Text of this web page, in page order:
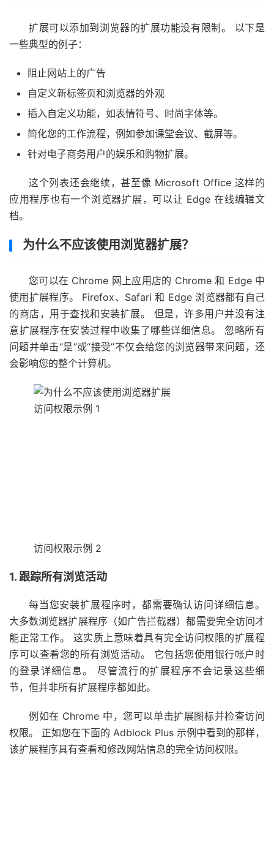
扩展可以添加到浏览器的扩展功能没有限制。 以下是
一些典型的例子：
阻止网站上的广告
自定义新标签页和浏览器的外观
插入自定义功能，如表情符号、时尚字体等。
简化您的工作流程，例如参加课堂会议、截屏等。
针对电子商务用户的娱乐和购物扩展。
这个列表还会继续，甚至像 Microsoft Office 这样的
应用程序也有一个浏览器扩展，可以让 Edge 在线编辑文
档。
为什么不应该使用浏览器扩展？
您可以在 Chrome 网上应用店的 Chrome 和 Edge 中
使用扩展程序。 Firefox、Safari 和 Edge 浏览器都有自己
的商店，用于查找和安装扩展。 但是，许多用户并没有注
意扩展程序在安装过程中收集了哪些详细信息。 忽略所有
问题并单击“是”或“接受”不仅会给您的浏览器带来问题，还
会影响您的整个计算机。
访问权限示例 1
访问权限示例 2
1. 跟踪所有浏览活动
每当您安装扩展程序时，都需要确认访问详细信息。
大多数浏览器扩展程序（如广告拦截器）都需要完全访问才
能正常工作。 这实质上意味着具有完全访问权限的扩展程
序可以查看您的所有浏览活动。 它包括您使用银行帐户时
的登录详细信息。 尽管流行的扩展程序不会记录这些细
节，但并非所有扩展程序都如此。
例如在 Chrome 中，您可以单击扩展图标并检查访问
权限。 正如您在下面的 Adblock Plus 示例中看到的那样，
该扩展程序具有查看和修改网站信息的完全访问权限。